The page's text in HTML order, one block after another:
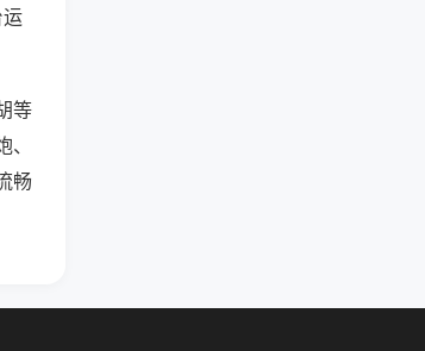
等
畅